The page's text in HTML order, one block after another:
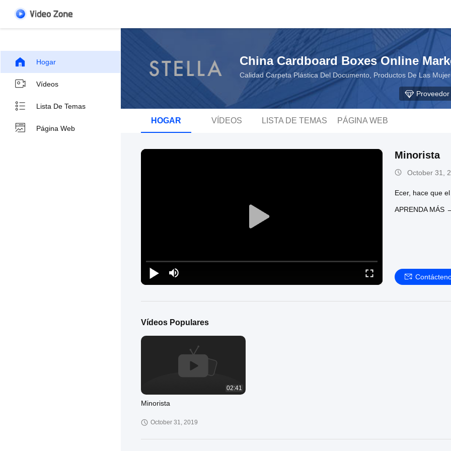
Hogar
Vídeos
Lista De Temas
Página Web
China Cardboard Boxes Online
Calidad Carpeta Plástica Del Documento, Productos De Las
HOGAR VÍDEOS LISTA DE TEMAS PÁGINA WEB
Minorista
October 31,
Ecer, hace que
APRENDA MÁS
Vídeos Populares
02:41
Minorista
October 31, 2019